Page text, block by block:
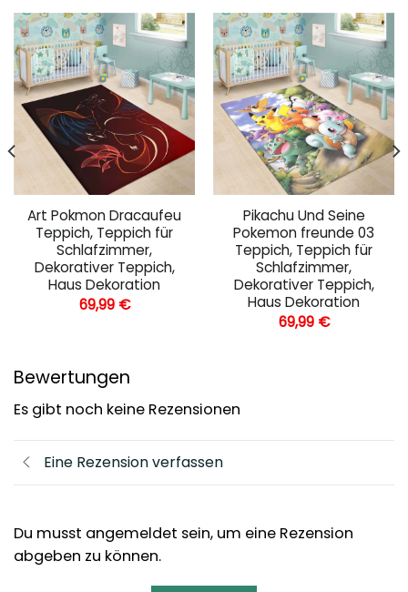
Art Pokmon Dracaufeu
Teppich, Teppich für
Schlafzimmer,
Dekorativer Teppich,
Haus Dekoration
69,99 €
Pikachu Und Seine
Pokemon freunde 03
Teppich, Teppich für
Schlafzimmer,
Dekorativer Teppich,
Haus Dekoration
69,99 €
Bewertungen
Es gibt noch keine Rezensionen
Eine Rezension verfassen
Du musst angemeldet sein, um eine Rezension
abgeben zu können.